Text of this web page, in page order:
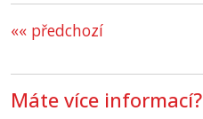
«« předchozí
Máte více informací?